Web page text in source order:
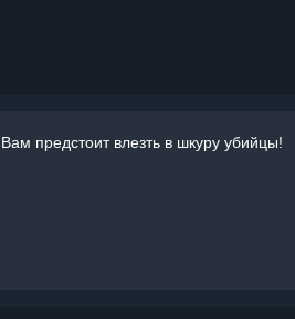
Вам предстоит влезть в шкуру убийцы!